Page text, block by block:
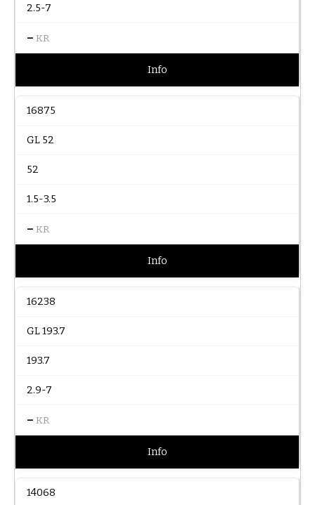
2.5-7
– KR
Info
16875
GL 52
52
1.5-3.5
– KR
Info
16238
GL 193.7
193.7
2.9-7
– KR
Info
14068